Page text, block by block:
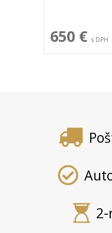
650 € s DPH